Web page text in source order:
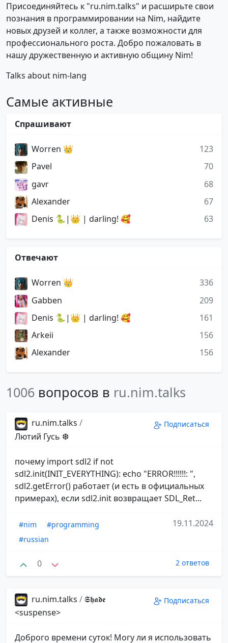
Присоединяйтесь к "ru.nim.talks" и расширьте свои
познания в программировании на Nim, найдите
новых друзей и коллег, а также возможности для
профессионального роста. Добро пожаловать в
нашу дружественную и активную общину Nim!
Talks about nim-lang
Самые активные
Спрашивают
Worren 👑
123
Pavel
70
gavr
68
Alexander
67
Denis 🐍|👑 | darling! 🥰
63
Отвечают
Worren 👑
336
Gabben
209
Denis 🐍|👑 | darling! 🥰
161
Arkeii
156
Alexander
156
1006 вопросов в ru.nim.talks
ru.nim.talks /
Лютий Гусь ❆
Подписаться
почему import sdl2 if not
sdl2.init(INIT_EVERYTHING): echo "ERROR!!!!!!: ",
sdl2.getError() работает (и есть в официальных
примерах), если sdl2.init возвращает SDL_Ret...
#nim
#programming
#russian
19.11.2024
0 2 ответов
ru.nim.talks / 𝕾𝖍𝖆𝖉𝖊
<suspense>
Подписаться
Доброго времени суток! Могу ли я использовать